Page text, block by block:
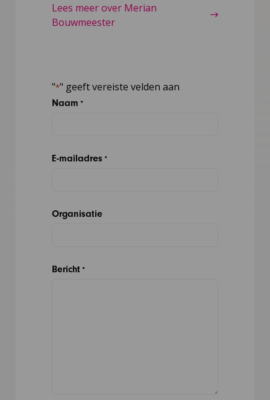
Lees meer over Merian
Bouwmeester
"*" geeft vereiste velden aan
Naam *
E-mailadres *
Organisatie
Bericht *